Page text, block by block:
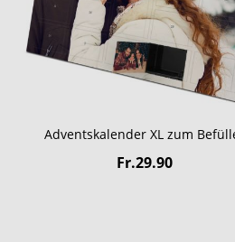
Adventskalender XL zum
Fr.29.90